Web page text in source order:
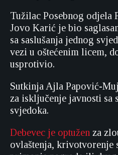
Tužilac Posebnog odjela
Jovo Karić je bio
sa saslušanja jednog
vezi u oštećenim licem,
usprotivio.
Sutkinja Ajla Papović-
za isključenje javnosti sa
svjedoka.
Debevec je optužen za
ovlaštenja, krivotvorenje